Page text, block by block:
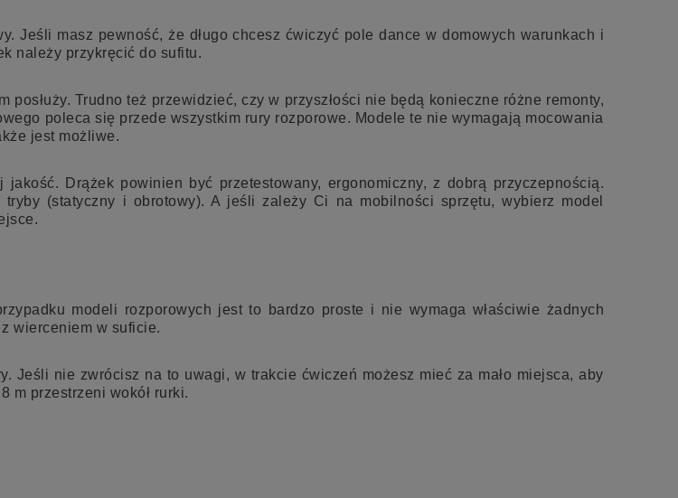
Jeśli masz pewność, że długo chcesz ćwiczyć pole dance w domowych warunkach i
należy przykręcić do sufitu.
Trudno też przewidzieć, czy w przyszłości nie będą konieczne różne remonty,
poleca się przede wszystkim rury rozporowe. Modele te nie wymagają mocowania
jest możliwe.
Drążek powinien być przetestowany, ergonomiczny, z dobrą przyczepnością.
(statyczny i obrotowy). A jeśli zależy Ci na mobilności sprzętu, wybierz model
modeli rozporowych jest to bardzo proste i nie wymaga właściwie żadnych
wierceniem w suficie.
Jeśli nie zwrócisz na to uwagi, w trakcie ćwiczeń możesz mieć za mało miejsca, aby
m przestrzeni wokół rurki.